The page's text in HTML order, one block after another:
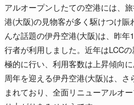
アルオープンしたての空港には、
港(大阪)の見物客が多く駆けつけ賑
んな話題の伊丹空港(大阪)は、昨年
行者が利用しました。近年はLCC
極的に行い、利用客数は上昇傾向
周年を迎える伊丹空港(大阪)は、さ
まれており、全面リニューアルオ